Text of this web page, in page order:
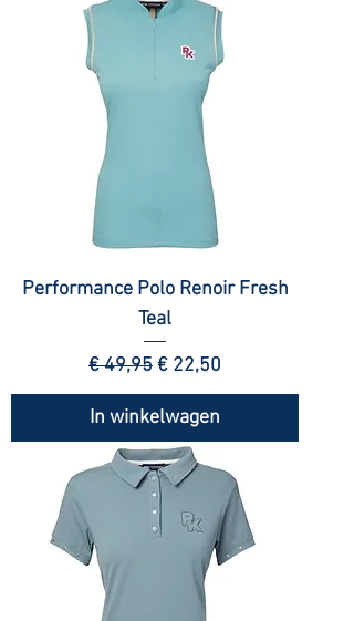
Performance Polo Renoir Fresh
Teal
Normale prijs
€ 49,95Verkoopprijs
€ 22,50
In winkelwagen